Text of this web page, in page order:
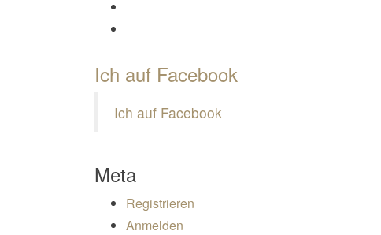
Ich auf Facebook
Ich auf Facebook
Meta
Registrieren
Anmelden